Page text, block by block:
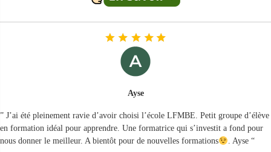
Ayse
” J’ai été pleinement ravie d’avoir choisi l’école LFMBE. Petit groupe d’élève
en formation idéal pour apprendre. Une formatrice qui s’investit a fond pour
nous donner le meilleur. A bientôt pour de nouvelles formations
. Ayse “